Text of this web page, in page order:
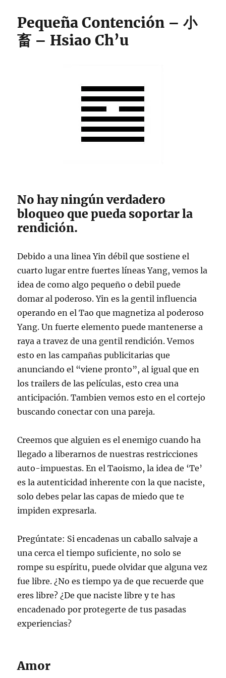
Pequeña Contención – 小
畜 – Hsiao Ch’u
No hay ningún verdadero
bloqueo que pueda soportar la
rendición.
Debido a una linea Yin débil que sostiene el
cuarto lugar entre fuertes líneas Yang, vemos la
idea de como algo pequeño o debil puede
domar al poderoso. Yin es la gentil influencia
operando en el Tao que magnetiza al poderoso
Yang. Un fuerte elemento puede mantenerse a
raya a travez de una gentil rendición. Vemos
esto en las campañas publicitarias que
anunciando el “viene pronto”, al igual que en
los trailers de las películas, esto crea una
anticipación. Tambien vemos esto en el cortejo
buscando conectar con una pareja.
Creemos que alguien es el enemigo cuando ha
llegado a liberarnos de nuestras restricciones
auto-impuestas. En el Taoismo, la idea de ‘Te’
es la autenticidad inherente con la que naciste,
solo debes pelar las capas de miedo que te
impiden expresarla.
Pregúntate: Si encadenas un caballo salvaje a
una cerca el tiempo suficiente, no solo se
rompe su espíritu, puede olvidar que alguna vez
fue libre. ¿No es tiempo ya de que recuerde que
eres libre? ¿De que naciste libre y te has
encadenado por protegerte de tus pasadas
experiencias?
Amor